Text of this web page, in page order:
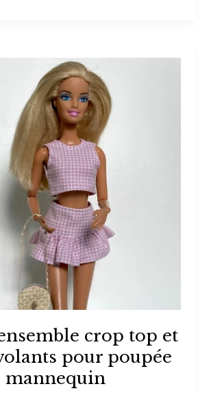
crop top et
pour poupée
mannequin